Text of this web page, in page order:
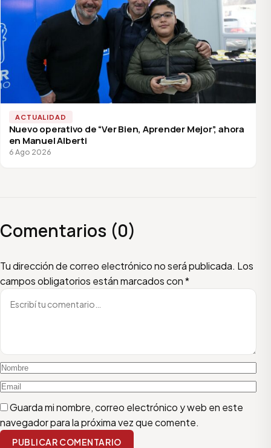
ACTUALIDAD
Nuevo operativo de “Ver Bien, Aprender Mejor”, ahora
en Manuel Alberti
6 Ago 2026
Comentarios (0)
Tu dirección de correo electrónico no será publicada. Los
campos obligatorios están marcados con*
Escribí tu comentario
Nombre
Email
Guarda mi nombre, correo electrónico y web en este
navegador para la próxima vez que comente.
PUBLICAR COMENTARIO